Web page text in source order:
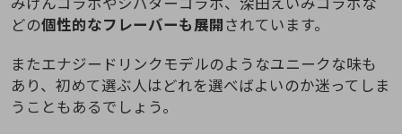
どの個性的なフレーバーも展開されています。
またエナジードリンクモデルのようなユニークな味も
あり、初めて選ぶ人はどれを選べばよいのか迷ってしま
うこともあるでしょう。